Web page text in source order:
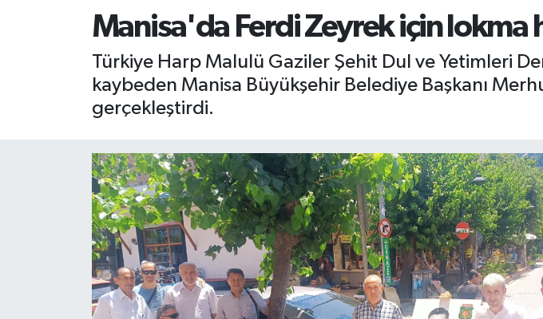
Manisa'da Ferdi Zeyrek için lokma
Türkiye Harp Malulü Gaziler Şehit Dul ve Yetimleri
kaybeden Manisa Büyükşehir Belediye Başkanı
gerçekleştirdi.
RESMİ İLAN
BİLİM VE TEKNOLOJİ
RESMİ İLAN
İletişim